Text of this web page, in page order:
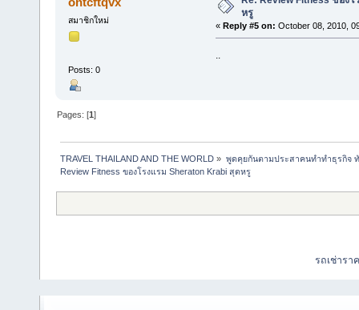
สมาชิกใหม่
Posts: 0
หรู
« Reply #5 on: October 08, 2010,
..
Pages: [1]
TRAVEL THAILAND AND THE WORLD » พูดคุยกันตามประสาคนทำทำธุรกิจ ทั
Review Fitness ของโรงแรม Sheraton Krabi สุดหรู
รถเช่าร